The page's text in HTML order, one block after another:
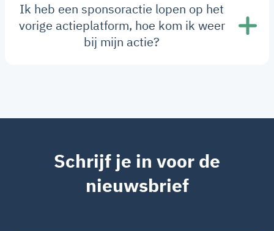
Ik heb een sponsoractie lopen op het
vorige actieplatform, hoe kom ik weer
bij mijn actie?
Schrijf je in voor de
nieuwsbrief